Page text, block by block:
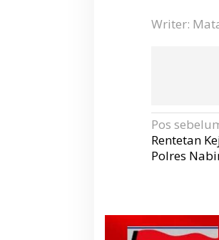
Writer:
N
a
v
i
g
a
Pos
Rentetan
Polres